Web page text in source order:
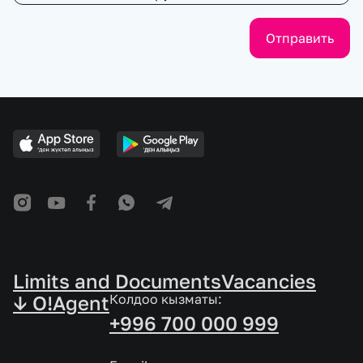
Отправить
Limits and DocumentsVacancies
↓ O!AgentКолдоо кызматы:
+996 700 000 999